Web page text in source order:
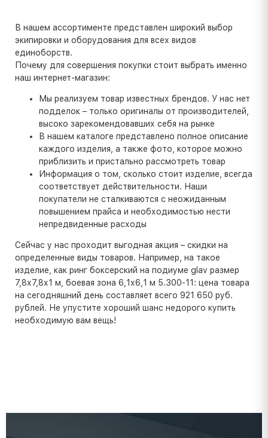
В нашем ассортименте представлен широкий выбор
экипировки и оборудования для всех видов
единоборств.
Почему для совершения покупки стоит выбрать именно
наш интернет-магазин:
Мы реализуем товар известных брендов. У нас нет
подделок – только оригиналы от производителей,
высоко зарекомендовавших себя на рынке
В нашем каталоге представлено полное описание
каждого изделия, а также фото, которое можно
приблизить и пристально рассмотреть товар
Информация о том, сколько стоит изделие, всегда
соответствует действительности. Наши
покупатели не сталкиваются с неожиданным
повышением прайса и необходимостью нести
непредвиденные расходы
Сейчас у нас проходит выгодная акция – скидки на
определенные виды товаров. Например, на такое
изделие, как ринг боксерский на подиуме glav размер
7,8х7,8х1 м, боевая зона 6,1х6,1 м 5.300-11: цена товара
на сегодняшний день составляет всего 921 650 руб.
рублей. Не упустите хороший шанс недорого купить
необходимую вам вещь!